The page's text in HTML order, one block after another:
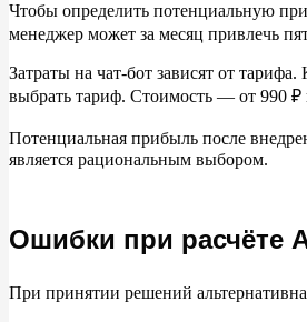
Чтобы определить потенциальную
менеджер может за месяц привлечь
Затраты на чат-бот зависят от тарифа.
выбрать тариф. Стоимость — от 990 ₽
Потенциальная прибыль после
является рациональным выбором.
Ошибки при расчёте
При принятии решений